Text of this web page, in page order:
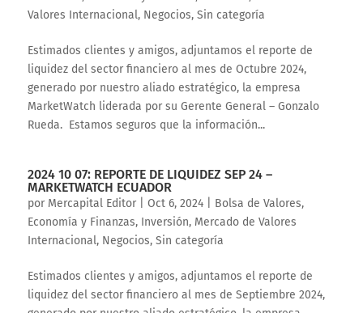
Valores Internacional, Negocios, Sin categoría
Estimados clientes y amigos, adjuntamos el reporte de
liquidez del sector financiero al mes de Octubre 2024,
generado por nuestro aliado estratégico, la empresa
MarketWatch liderada por su Gerente General – Gonzalo
Rueda. Estamos seguros que la información...
2024 10 07: REPORTE DE LIQUIDEZ SEP 24 –
MARKETWATCH ECUADOR
por Mercapital Editor| Oct 6, 2024| Bolsa de Valores,
Economía y Finanzas, Inversión, Mercado de Valores
Internacional, Negocios, Sin categoría
Estimados clientes y amigos, adjuntamos el reporte de
liquidez del sector financiero al mes de Septiembre 2024,